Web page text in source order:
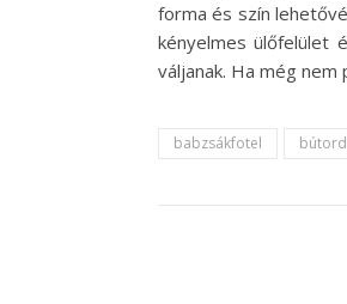
forma és szín
kényelmes ülőfelület
váljanak. Ha még
babzsákfotel